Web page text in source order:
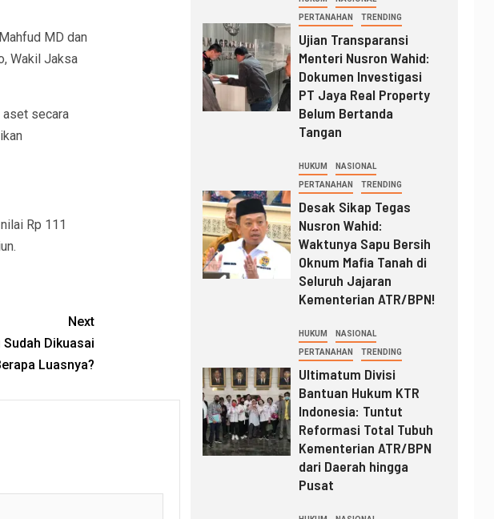
MD dan
Wakil Jaksa
aset secara
Rp 111
Next
Dikuasai
Luasnya?
PERTANAHAN TRENDING
Ujian Transparansi
Menteri Nusron Wahid:
Dokumen Investigasi
PT Jaya Real Property
Belum Bertanda
Tangan
HUKUM NASIONAL
PERTANAHAN TRENDING
Desak Sikap Tegas
Nusron Wahid:
Waktunya Sapu Bersih
Oknum Mafia Tanah di
Seluruh Jajaran
Kementerian ATR/BPN!
HUKUM NASIONAL
PERTANAHAN TRENDING
Ultimatum Divisi
Bantuan Hukum KTR
Indonesia: Tuntut
Reformasi Total Tubuh
Kementerian ATR/BPN
dari Daerah hingga
Pusat